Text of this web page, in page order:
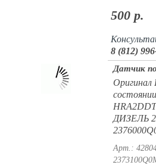
500 р.
8 (812)
Датчик
Оригинал
ДИЗЕЛЬ
Арт.: